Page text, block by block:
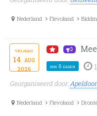
Nederland Flevoland
vrijdag
14 aug
2026 nog 6 dagen
Georganiseerd door:
Nederland Flevoland